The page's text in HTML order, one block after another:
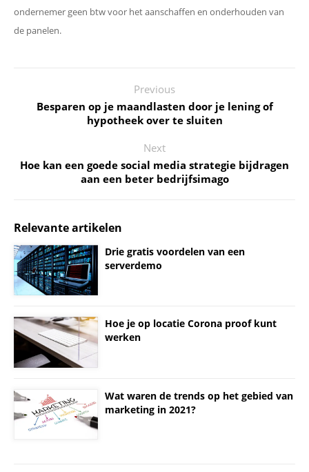
ondernemer geen btw voor het aanschaffen en onderhouden van
de panelen.
Previous
Besparen op je maandlasten door je lening of
hypotheek over te sluiten
Next
Hoe kan een goede social media strategie bijdragen
aan een beter bedrijfsimago
Relevante artikelen
Drie gratis voordelen van een
serverdemo
Hoe je op locatie Corona proof kunt
werken
Wat waren de trends op het gebied van
marketing in 2021?